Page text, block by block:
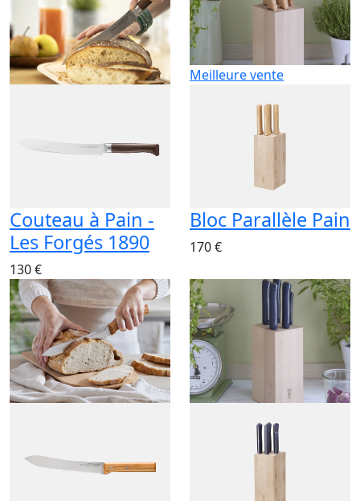
Couteau à Pain -
Les Forgés 1890
130 €
Meilleure vente
Bloc Parallèle Pain
170 €